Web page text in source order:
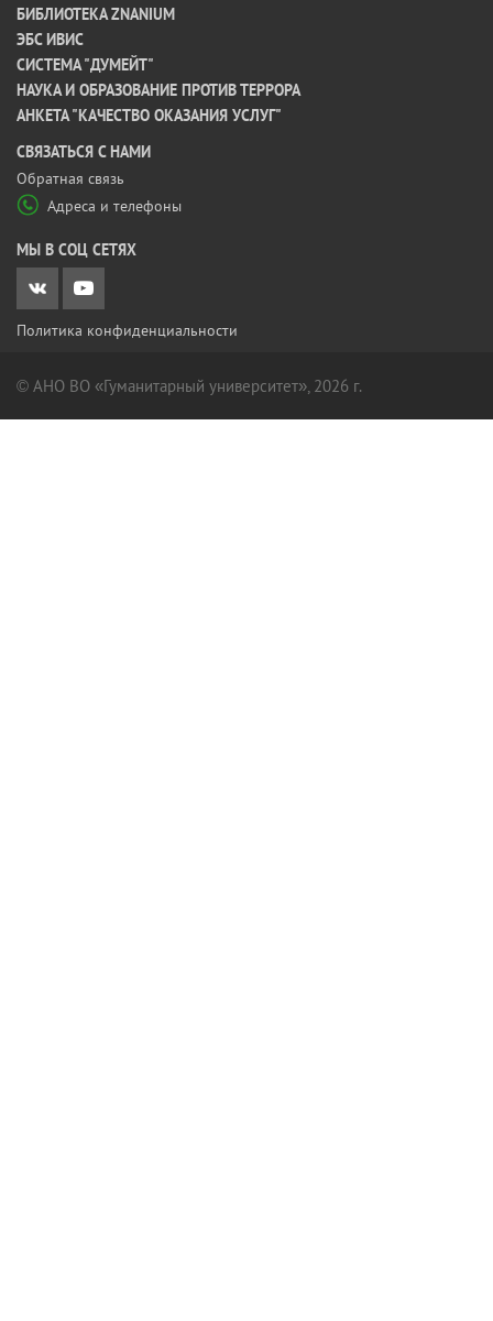
БИБЛИОТЕКА ZNANIUM
ЭБС ИВИС
СИСТЕМА "ДУМЕЙТ"
НАУКА И ОБРАЗОВАНИЕ ПРОТИВ ТЕРРОРА
АНКЕТА "КАЧЕСТВО ОКАЗАНИЯ УСЛУГ"
CВЯЗАТЬСЯ С НАМИ
Обратная связь
Адреса и телефоны
МЫ В СОЦ СЕТЯХ
Политика конфиденциальности
© АНО ВО «Гуманитарный университет», 2026 г.